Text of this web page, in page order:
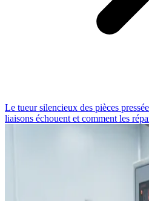
Le tueur silencieux des pièces
liaisons échouent et comment les